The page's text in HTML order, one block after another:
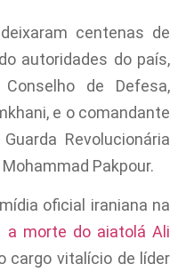
centenas de
autoridades do país,
de Defesa,
e o comandante
Revolucionária
Pakpour.
oficial iraniana na
a morte do aiatolá Ali
cargo vitalício de líder